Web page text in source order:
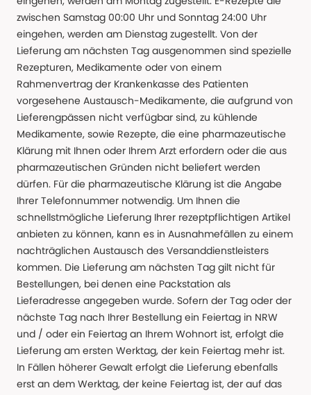
zwischen Samstag 00:00 Uhr und Sonntag 24:00 Uhr
eingehen, werden am Dienstag zugestellt. Von der
Lieferung am nächsten Tag ausgenommen sind spezielle
Rezepturen, Medikamente oder von einem
Rahmenvertrag der Krankenkasse des Patienten
vorgesehene Austausch-Medikamente, die aufgrund von
Lieferengpässen nicht verfügbar sind, zu kühlende
Medikamente, sowie Rezepte, die eine pharmazeutische
Klärung mit Ihnen oder Ihrem Arzt erfordern oder die aus
pharmazeutischen Gründen nicht beliefert werden
dürfen. Für die pharmazeutische Klärung ist die Angabe
Ihrer Telefonnummer notwendig. Um Ihnen die
schnellstmögliche Lieferung Ihrer rezeptpflichtigen Artikel
anbieten zu können, kann es in Ausnahmefällen zu einem
nachträglichen Austausch des Versanddienstleisters
kommen. Die Lieferung am nächsten Tag gilt nicht für
Bestellungen, bei denen eine Packstation als
Lieferadresse angegeben wurde. Sofern der Tag oder der
nächste Tag nach Ihrer Bestellung ein Feiertag in NRW
und / oder ein Feiertag an Ihrem Wohnort ist, erfolgt die
Lieferung am ersten Werktag, der kein Feiertag mehr ist.
In Fällen höherer Gewalt erfolgt die Lieferung ebenfalls
erst an dem Werktag, der keine Feiertag ist, der auf das